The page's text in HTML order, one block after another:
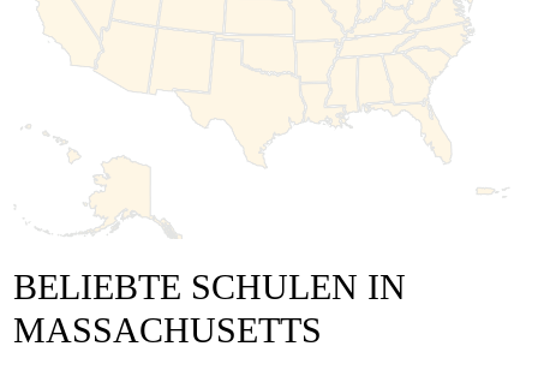
BELIEBTE SCHULEN IN
MASSACHUSETTS